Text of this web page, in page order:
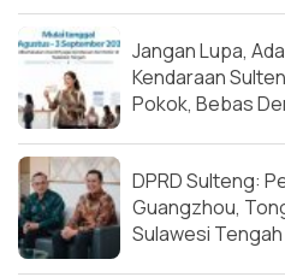
Jangan Lupa,
Kendaraan
Pokok, Bebas
DPRD Sulteng:
Guangzhou,
Sulawesi Tengah